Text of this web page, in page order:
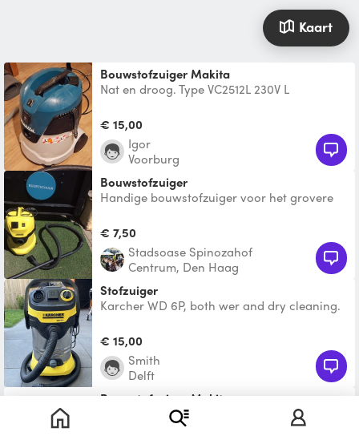
Kaart
Bouwstofzuiger Makita
Nat en droog. Type VC2512L 230V L
€ 15,00
Igor
Voorburg
bouwstofzuiger
Handige bouwstofzuiger voor het grovere
hebben we wel be
€ 7,50
Stadsoase Spinozahof
Centrum, Den Haag
Stofzuiger
Karcher WD 6P, both wer and dry cleaning.
€ 15,00
Smith
Delft
Bouwstofzuiger Makita